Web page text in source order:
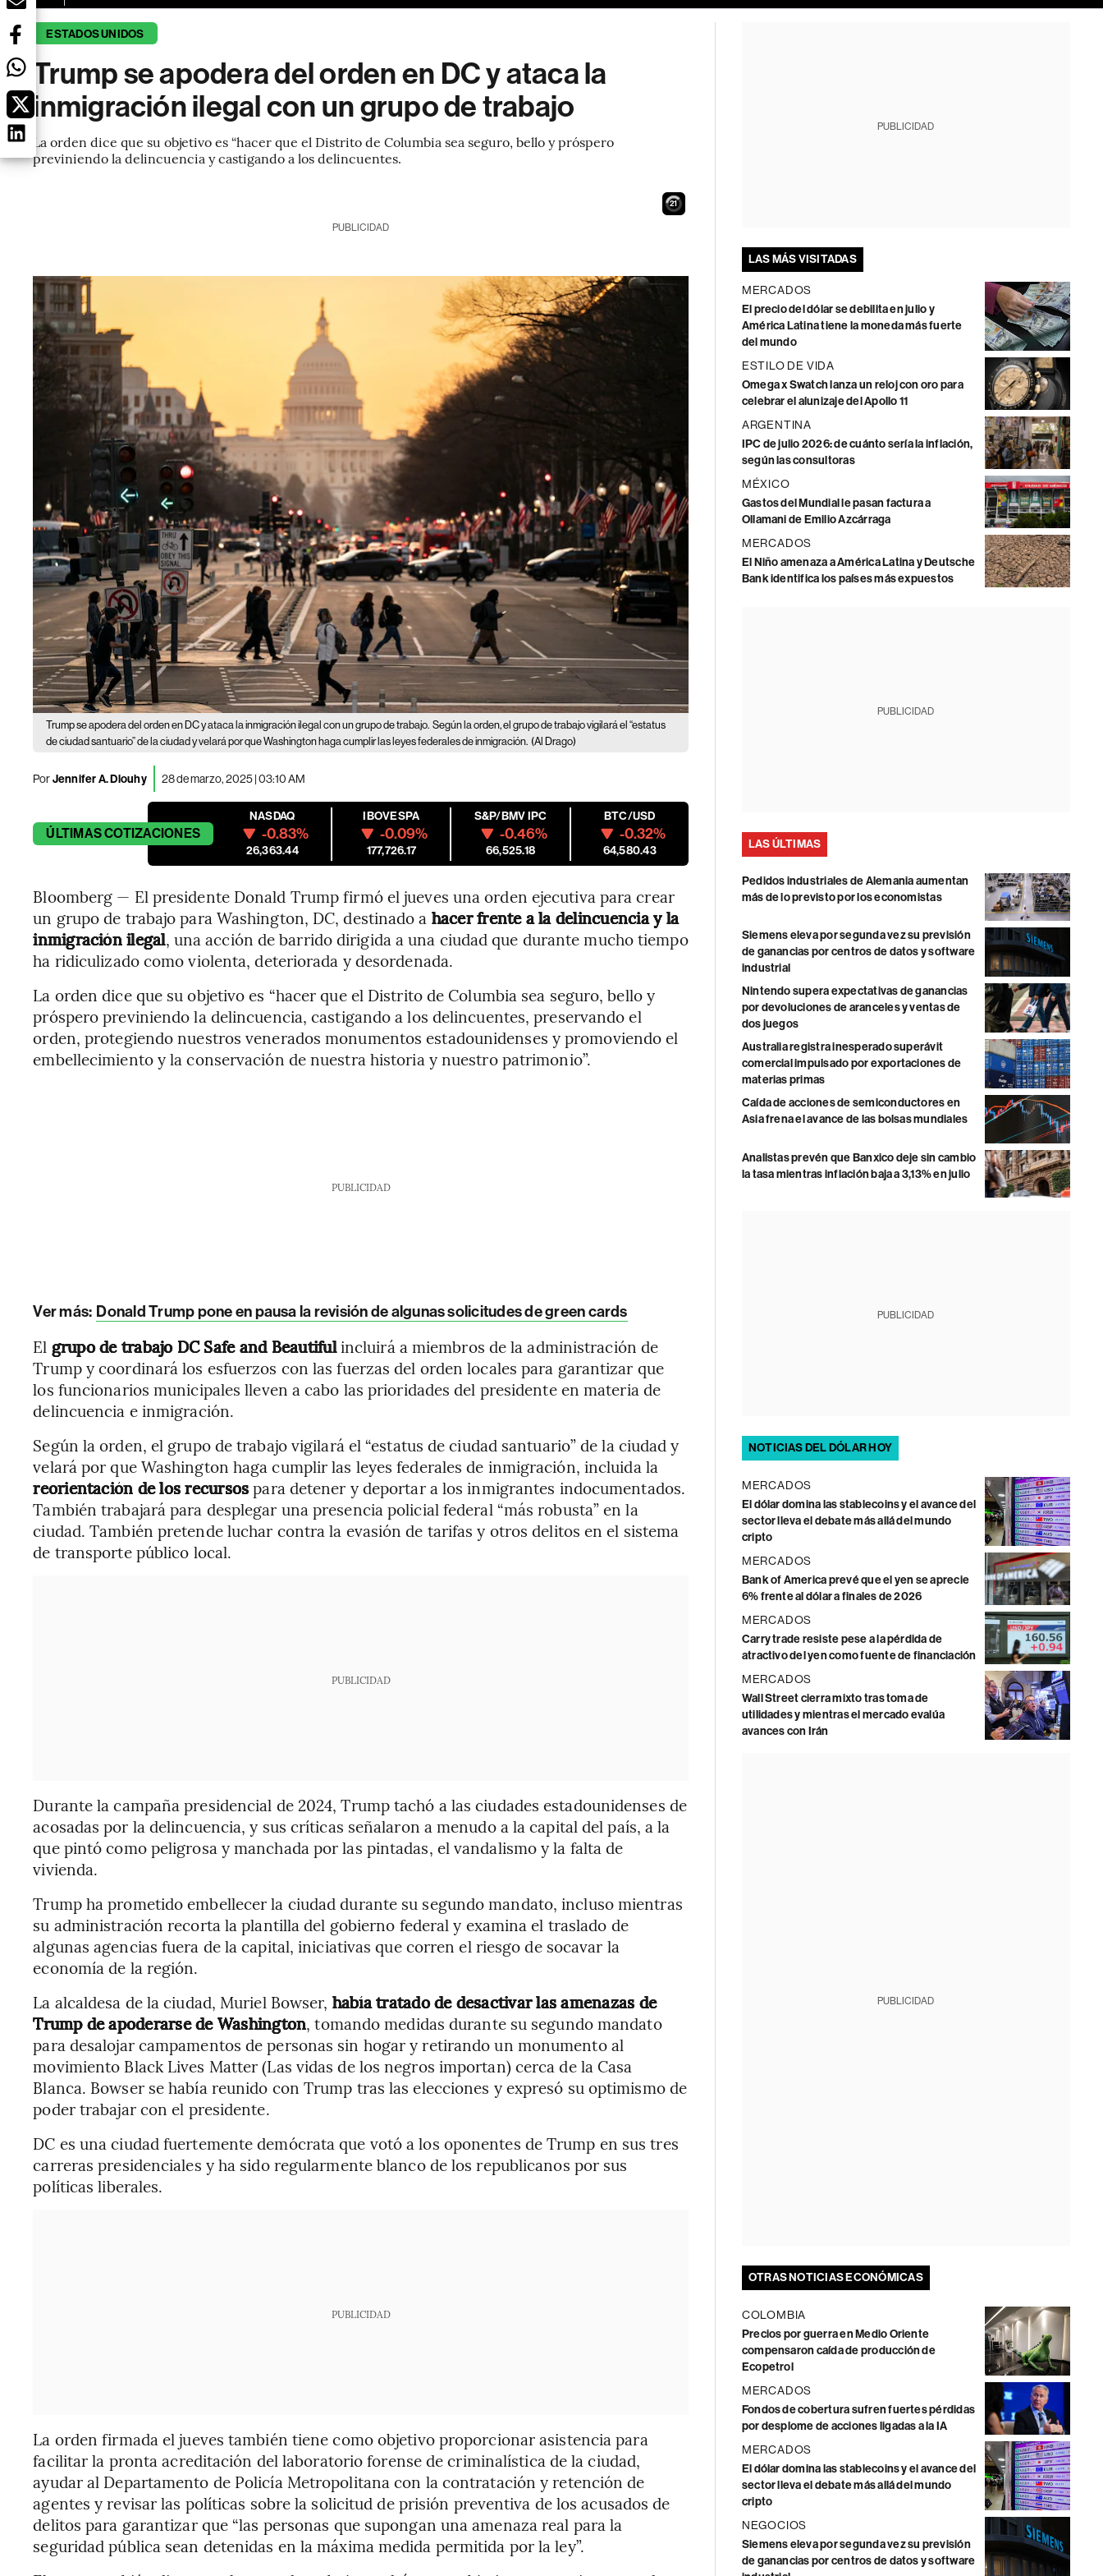
ESTADOS UNIDOS
Trump se apodera del orden en DC y ataca la
inmigración ilegal con un grupo de trabajo
La orden dice que su objetivo es “hacer que el Distrito de Columbia sea seguro, bello y próspero
previniendo la delincuencia y castigando a los delincuentes.
20
PUBLICIDAD
Trump se apodera del orden en DC y ataca la inmigración ilegal con un grupo de trabajo. Según la orden, el grupo de trabajo vigilará el “estatus
de ciudad santuario” de la ciudad y velará por que Washington haga cumplir las leyes federales de inmigración. (Al Drago)
PorJennifer A. Dlouhy 28 de marzo, 2025 | 03:10 AM
ÚLTIMASCOTIZACIONES
NASDAQ
-0.83%
26,363.44
IBOVESPA
-0.09%
177,726.17
S&P/BMV IPC
-0.46%
66,525.18
BTC/USD
-0.32%
64,580.43
Bloomberg — El presidente Donald Trump firmó el jueves una orden ejecutiva para crear
un grupo de trabajo para Washington, DC, destinado a hacer frente a la delincuencia y la
inmigración ilegal, una acción de barrido dirigida a una ciudad que durante mucho tiempo
ha ridiculizado como violenta, deteriorada y desordenada.
La orden dice que su objetivo es “hacer que el Distrito de Columbia sea seguro, bello y
próspero previniendo la delincuencia, castigando a los delincuentes, preservando el
orden, protegiendo nuestros venerados monumentos estadounidenses y promoviendo el
embellecimiento y la conservación de nuestra historia y nuestro patrimonio”.
PUBLICIDAD
Ver más: Donald Trump pone en pausa la revisión de algunas solicitudes de green cards
El grupo de trabajo DC Safe and Beautifulincluirá a miembros de la administración de
Trump y coordinará los esfuerzos con las fuerzas del orden locales para garantizar que
los funcionarios municipales lleven a cabo las prioridades del presidente en materia de
delincuencia e inmigración.
Según la orden, el grupo de trabajo vigilará el “estatus de ciudad santuario” de la ciudad y
velará por que Washington haga cumplir las leyes federales de inmigración, incluida la
reorientación de los recursospara detener y deportar a los inmigrantes indocumentados.
También trabajará para desplegar una presencia policial federal “más robusta” en la
ciudad. También pretende luchar contra la evasión de tarifas y otros delitos en el sistema
de transporte público local.
PUBLICIDAD
Durante la campaña presidencial de 2024, Trump tachó a las ciudades estadounidenses de
acosadas por la delincuencia, y sus críticas señalaron a menudo a la capital del país, a la
que pintó como peligrosa y manchada por las pintadas, el vandalismo y la falta de
vivienda.
Trump ha prometido embellecer la ciudad durante su segundo mandato, incluso mientras
su administración recorta la plantilla del gobierno federal y examina el traslado de
algunas agencias fuera de la capital, iniciativas que corren el riesgo de socavar la
economía de la región.
La alcaldesa de la ciudad, Muriel Bowser, había tratado de desactivar las amenazas de
Trump de apoderarse de Washington, tomando medidas durante su segundo mandato
para desalojar campamentos de personas sin hogar y retirando un monumento al
movimiento Black Lives Matter (Las vidas de los negros importan) cerca de la Casa
Blanca. Bowser se había reunido con Trump tras las elecciones y expresó su optimismo de
poder trabajar con el presidente.
DC es una ciudad fuertemente demócrata que votó a los oponentes de Trump en sus tres
carreras presidenciales y ha sido regularmente blanco de los republicanos por sus
políticas liberales.
PUBLICIDAD
La orden firmada el jueves también tiene como objetivo proporcionar asistencia para
facilitar la pronta acreditación del laboratorio forense de criminalística de la ciudad,
ayudar al Departamento de Policía Metropolitana con la contratación y retención de
agentes y revisar las políticas sobre la solicitud de prisión preventiva de los acusados de
delitos para garantizar que “las personas que supongan una amenaza real para la
seguridad pública sean detenidas en la máxima medida permitida por la ley”.
PUBLICIDAD
LAS MÁS VISITADAS
MERCADOS
El precio del dólar se debilita en julio y
América Latina tiene la moneda más fuerte
del mundo
ESTILO DE VIDA
Omega x Swatch lanza un reloj con oro para
celebrar el alunizaje del Apollo 11
ARGENTINA
IPC de julio 2026: de cuánto sería la inflación,
según las consultoras
MÉXICO
Gastos del Mundial le pasan factura a
Ollamani de Emilio Azcárraga
MERCADOS
El Niño amenaza a América Latina y Deutsche
Bank identifica los países más expuestos
PUBLICIDAD
LAS ÚLTIMAS
Pedidos industriales de Alemania aumentan
más de lo previsto por los economistas
Siemens eleva por segunda vez su previsión
de ganancias por centros de datos y software
industrial
Nintendo supera expectativas de ganancias
por devoluciones de aranceles y ventas de
dos juegos
Australia registra inesperado superávit
comercial impulsado por exportaciones de
materias primas
Caída de acciones de semiconductores en
Asia frena el avance de las bolsas mundiales
Analistas prevén que Banxico deje sin cambio
la tasa mientras inflación baja a 3,13% en julio
PUBLICIDAD
NOTICIAS DEL DÓLAR HOY
MERCADOS
El dólar domina las stablecoins y el avance del
sector lleva el debate más allá del mundo
cripto
MERCADOS
Bank of America prevé que el yen se aprecie
6% frente al dólar a finales de 2026
MERCADOS
Carry trade resiste pese a la pérdida de
atractivo del yen como fuente de financiación
MERCADOS
Wall Street cierra mixto tras toma de
utilidades y mientras el mercado evalúa
avances con Irán
PUBLICIDAD
OTRAS NOTICIAS ECONÓMICAS
COLOMBIA
Precios por guerra en Medio Oriente
compensaron caída de producción de
Ecopetrol
MERCADOS
Fondos de cobertura sufren fuertes pérdidas
por desplome de acciones ligadas a la IA
MERCADOS
El dólar domina las stablecoins y el avance del
sector lleva el debate más allá del mundo
cripto
NEGOCIOS
Siemens eleva por segunda vez su previsión
de ganancias por centros de datos y software